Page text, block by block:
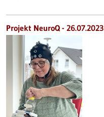
Projekt NeuroQ - 26.07.2023